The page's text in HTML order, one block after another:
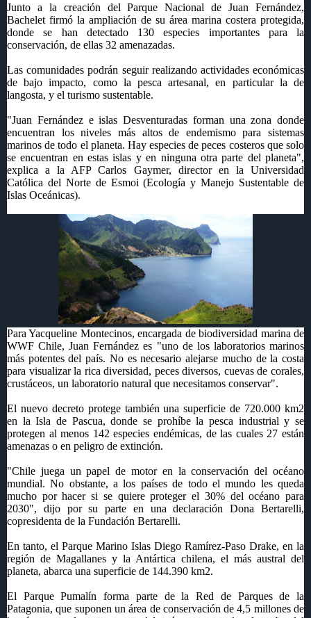
Junto a la creación del Parque Nacional de Juan Fernández,
Bachelet firmó la ampliación de su área marina costera protegida,
donde se han detectado 130 especies importantes para la
conservación, de ellas 32 amenazadas.
Las comunidades podrán seguir realizando actividades económicas
de bajo impacto, como la pesca artesanal, en particular la de
langosta, y el turismo sustentable.
"Juan Fernández e islas Desventuradas forman una zona donde
encuentran los niveles más altos de endemismo para sistemas
marinos de todo el planeta. Hay especies de peces costeros que solo
se encuentran en estas islas y en ninguna otra parte del planeta",
explica a la AFP Carlos Gaymer, director en la Universidad
Católica del Norte de Esmoi (Ecología y Manejo Sustentable de
Islas Oceánicas).
Para Yacqueline Montecinos, encargada de biodiversidad marina de
WWF Chile, Juan Fernández es "uno de los laboratorios marinos
más potentes del país. No es necesario alejarse mucho de la costa
para visualizar la rica diversidad, peces diversos, cuevas de corales,
crustáceos, un laboratorio natural que necesitamos conservar".
El nuevo decreto protege también una superficie de 720.000 km2
en la Isla de Pascua, donde se prohíbe la pesca industrial y se
protegen al menos 142 especies endémicas, de las cuales 27 están
amenazas o en peligro de extinción.
"Chile juega un papel de motor en la conservación del océano
mundial. No obstante, a los países de todo el mundo les queda
mucho por hacer si se quiere proteger el 30% del océano para
2030", dijo por su parte en una declaración Dona Bertarelli,
copresidenta de la Fundación Bertarelli.
En tanto, el Parque Marino Islas Diego Ramírez-Paso Drake, en la
región de Magallanes y la Antártica chilena, el más austral del
planeta, abarca una superficie de 144.390 km2.
El Parque Pumalín forma parte de la Red de Parques de la
Patagonia, que suponen un área de conservación de 4,5 millones de